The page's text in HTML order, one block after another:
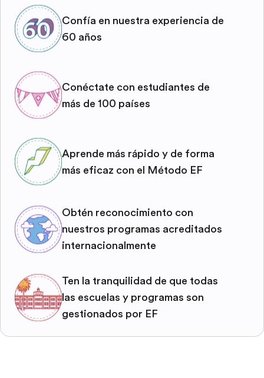
Confía en nuestra experiencia de
60 años
Conéctate con estudiantes de
más de 100 países
Aprende más rápido y de forma
más eficaz con el Método EF
Obtén reconocimiento con
nuestros programas acreditados
internacionalmente
Ten la tranquilidad de que todas
las escuelas y programas son
gestionados por EF